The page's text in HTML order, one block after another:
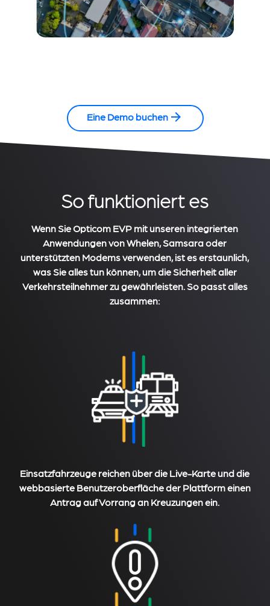
Eine Demo buchen
So funktioniert es
Wenn Sie Opticom EVP mit unseren integrierten
Anwendungen von Whelen, Samsara oder
unterstützten Modems verwenden, ist es erstaunlich,
was Sie alles tun können, um die Sicherheit aller
Verkehrsteilnehmer zu gewährleisten. So passt alles
zusammen:
Einsatzfahrzeuge reichen über die Live-Karte und die
webbasierte Benutzeroberfläche der Plattform einen
Antrag auf Vorrang an Kreuzungen ein.